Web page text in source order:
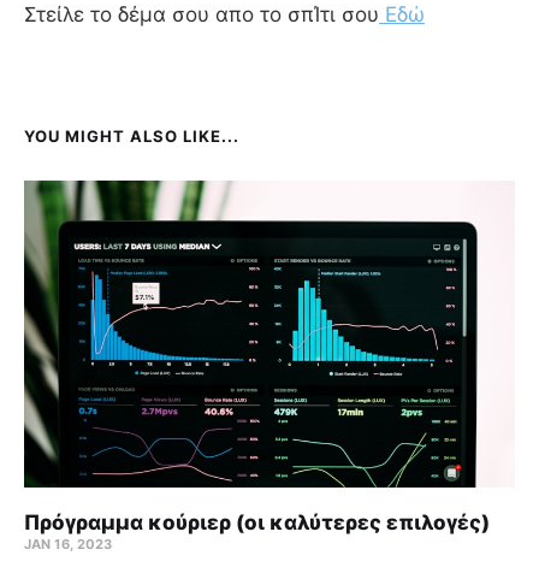
Στείλε το δέμα σου απο το σπΊτι σου Εδώ
YOU MIGHT ALSO LIKE...
Πρόγραμμα κούριερ (οι καλύτερες επιλογές)
JAN 16, 2023